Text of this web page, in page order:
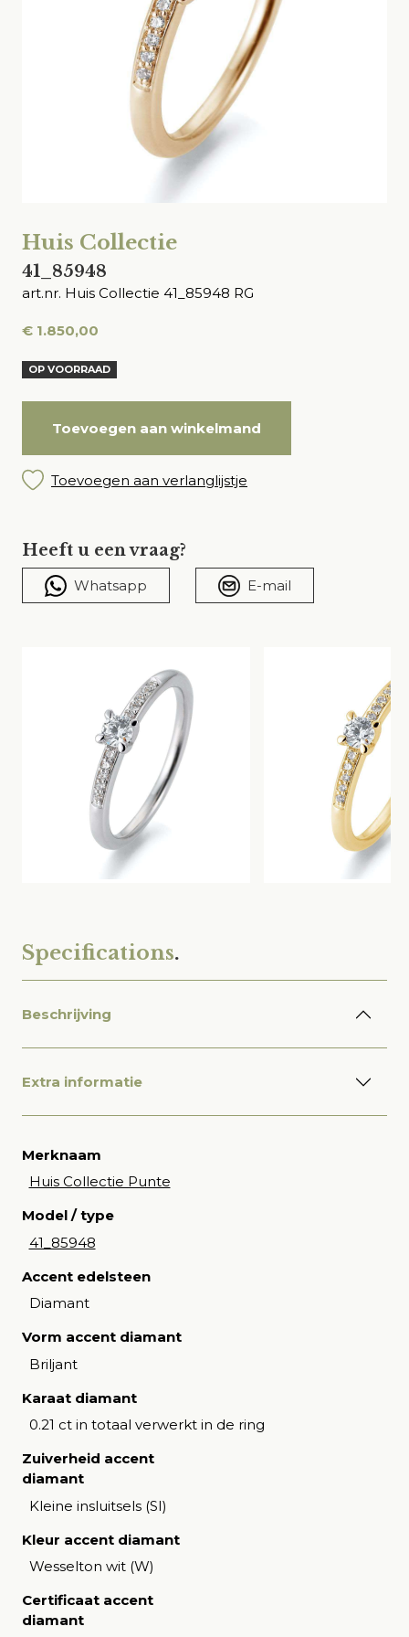
Huis Collectie
41_85948
art.nr. Huis Collectie 41_85948 RG
€ 1.850,00
OP VOORRAAD
Toevoegen aan winkelmand
Toevoegen aan verlanglijstje
Heeft u een vraag?
Whatsapp E-mail
Specifications.
Beschrijving
Extra informatie
Merknaam
Huis Collectie Punte
Model / type
41_85948
Accent edelsteen
Diamant
Vorm accent diamant
Briljant
Karaat diamant
0.21 ct in totaal verwerkt in de ring
Zuiverheid accent
diamant
Kleine insluitsels (SI)
Kleur accent diamant
Wesselton wit (W)
Certificaat accent
diamant